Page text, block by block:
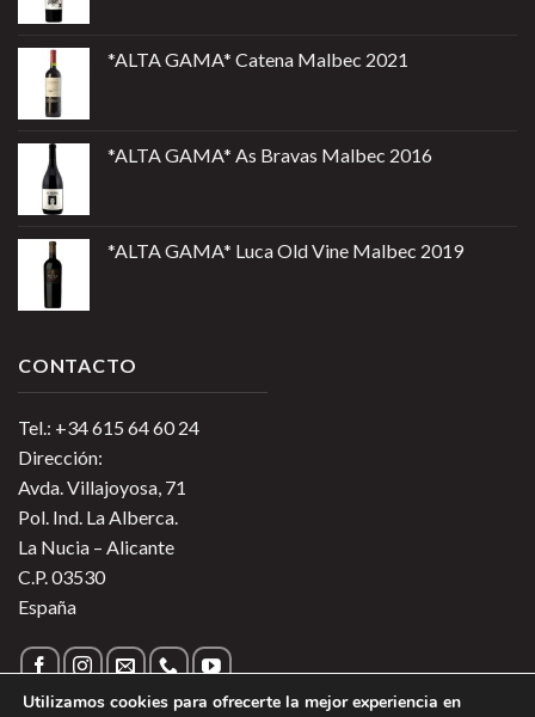
*ALTA GAMA* Catena Malbec 2021
*ALTA GAMA* As Bravas Malbec 2016
*ALTA GAMA* Luca Old Vine Malbec 2019
CONTACTO
Tel.: +34 615 64 60 24
Dirección:
Avda. Villajoyosa, 71
Pol. Ind. La Alberca.
La Nucia – Alicante
C.P. 03530
España
Utilizamos cookies para ofrecerte la mejor experiencia en